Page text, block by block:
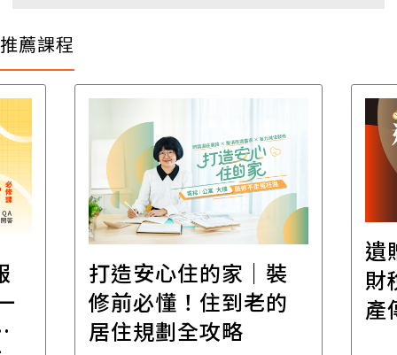
推薦課程
遺贈稅規劃直播課│
財稅專家親授，讓資
產傳承更有效率